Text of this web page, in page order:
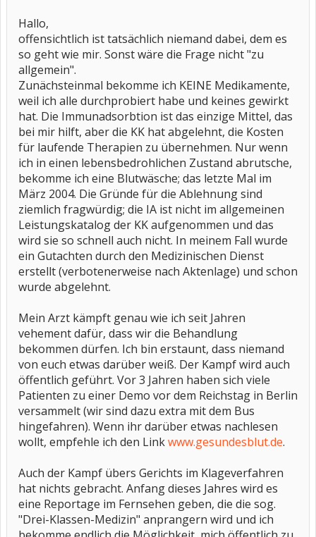
Hallo,
offensichtlich ist tatsächlich niemand dabei, dem es
so geht wie mir. Sonst wäre die Frage nicht "zu
allgemein".
Zunächsteinmal bekomme ich KEINE Medikamente,
weil ich alle durchprobiert habe und keines gewirkt
hat. Die Immunadsorbtion ist das einzige Mittel, das
bei mir hilft, aber die KK hat abgelehnt, die Kosten
für laufende Therapien zu übernehmen. Nur wenn
ich in einen lebensbedrohlichen Zustand abrutsche,
bekomme ich eine Blutwäsche; das letzte Mal im
März 2004. Die Gründe für die Ablehnung sind
ziemlich fragwürdig; die IA ist nicht im allgemeinen
Leistungskatalog der KK aufgenommen und das
wird sie so schnell auch nicht. In meinem Fall wurde
ein Gutachten durch den Medizinischen Dienst
erstellt (verbotenerweise nach Aktenlage) und schon
wurde abgelehnt.
Mein Arzt kämpft genau wie ich seit Jahren
vehement dafür, dass wir die Behandlung
bekommen dürfen. Ich bin erstaunt, dass niemand
von euch etwas darüber weiß. Der Kampf wird auch
öffentlich geführt. Vor 3 Jahren haben sich viele
Patienten zu einer Demo vor dem Reichstag in Berlin
versammelt (wir sind dazu extra mit dem Bus
hingefahren). Wenn ihr darüber etwas nachlesen
wollt, empfehle ich den Linkwww.gesundesblut.de.
Auch der Kampf übers Gerichts im Klageverfahren
hat nichts gebracht. Anfang dieses Jahres wird es
eine Reportage im Fernsehen geben, die die sog.
"Drei-Klassen-Medizin" anprangern wird und ich